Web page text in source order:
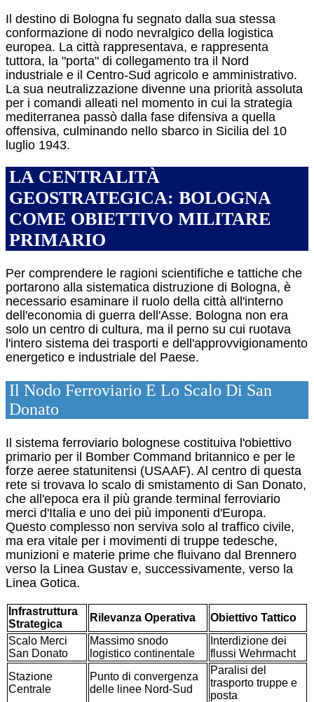
Il destino di Bologna fu segnato dalla sua stessa
conformazione di nodo nevralgico della logistica
europea. La città rappresentava, e rappresenta
tuttora, la "porta" di collegamento tra il Nord
industriale e il Centro-Sud agricolo e amministrativo.
La sua neutralizzazione divenne una priorità assoluta
per i comandi alleati nel momento in cui la strategia
mediterranea passò dalla fase difensiva a quella
offensiva, culminando nello sbarco in Sicilia del 10
luglio 1943.
LA CENTRALITÀ
GEOSTRATEGICA: BOLOGNA
COME OBIETTIVO MILITARE
PRIMARIO
Per comprendere le ragioni scientifiche e tattiche che
portarono alla sistematica distruzione di Bologna, è
necessario esaminare il ruolo della città all'interno
dell'economia di guerra dell'Asse. Bologna non era
solo un centro di cultura, ma il perno su cui ruotava
l'intero sistema dei trasporti e dell'approvvigionamento
energetico e industriale del Paese.
Il Nodo Ferroviario E Lo Scalo Di San
Donato
Il sistema ferroviario bolognese costituiva l'obiettivo
primario per il Bomber Command britannico e per le
forze aeree statunitensi (USAAF). Al centro di questa
rete si trovava lo scalo di smistamento di San Donato,
che all'epoca era il più grande terminal ferroviario
merci d'Italia e uno dei più imponenti d'Europa.
Questo complesso non serviva solo al traffico civile,
ma era vitale per i movimenti di truppe tedesche,
munizioni e materie prime che fluivano dal Brennero
verso la Linea Gustav e, successivamente, verso la
Linea Gotica.
Infrastruttura
Strategica
Rilevanza Operativa
Obiettivo Tattico
Scalo Merci
San Donato
Massimo snodo
logistico continentale
Interdizione dei
flussi Wehrmacht
Stazione
Centrale
Punto di convergenza
delle linee Nord-Sud
Paralisi del
trasporto truppe e
posta